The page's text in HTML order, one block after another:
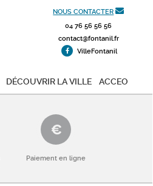
NOUS CONTACTER
04 76 56 56 56
contact@fontanil.fr
VilleFontanil
Découvrir la ville ACCEO
Paiement en ligne